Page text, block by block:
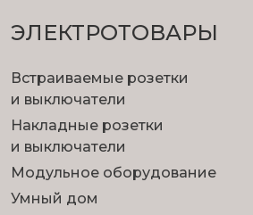
ЭЛЕКТРОТОВАРЫ
Встраиваемые розетки
и выключатели
Накладные розетки
и выключатели
Модульное оборудование
Умный дом